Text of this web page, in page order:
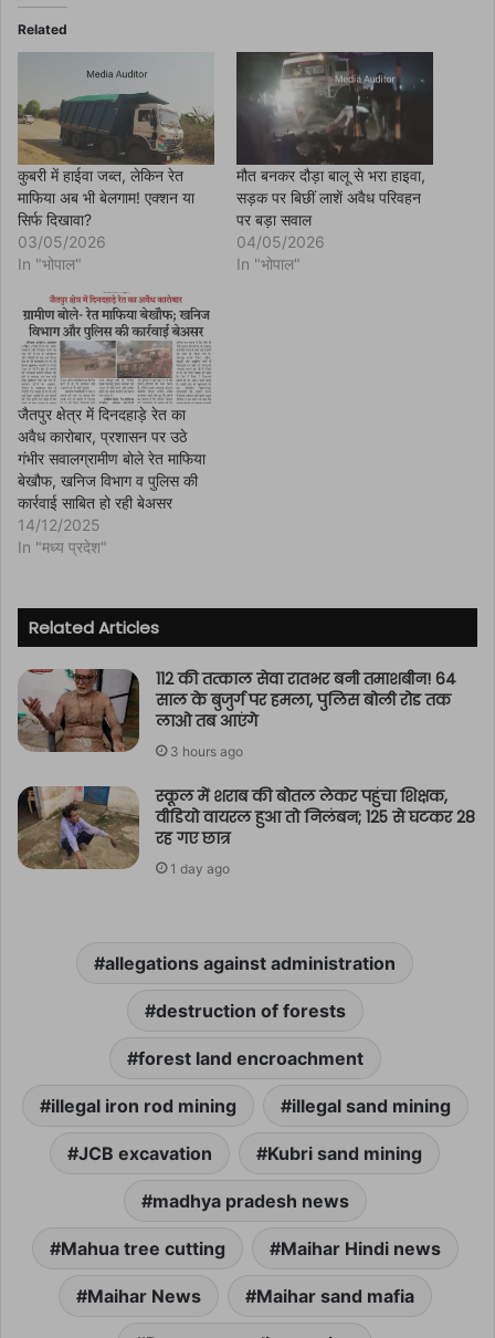
b
o
k
p
e
n
s
i
n
n
e
w
w
i
n
d
w
)
Related
कुबरी में हाईवा जब्त, लेकिन रेत
माफिया अब भी बेलगाम! एक्शन या
सिर्फ दिखावा?
03/05/2026
In "भोपाल"
मौत बनकर दौड़ा बालू से भरा हाइवा,
सड़क पर बिछीं लाशें अवैध परिवहन
पर बड़ा सवाल
04/05/2026
In "भोपाल"
जैतपुर क्षेत्र में दिनदहाड़े रेत का
अवैध कारोबार, प्रशासन पर उठे
गंभीर सवालग्रामीण बोले रेत माफिया
बेखौफ, खनिज विभाग व पुलिस की
कार्रवाई साबित हो रही बेअसर
14/12/2025
In "मध्य प्रदेश"
Related Articles
112 की तत्काल सेवा रातभर बनी तमाशबीन! 64
साल के बुजुर्ग पर हमला, पुलिस बोली रोड तक
लाओ तब आएंगे
3 hours ago
स्कूल में शराब की बोतल लेकर पहुंचा शिक्षक,
वीडियो वायरल हुआ तो निलंबन; 125 से घटकर 28
रह गए छात्र
1 day ago
allegations against administration
destruction of forests
forest land encroachment
illegal iron rod mining illegal sand mining
JCB excavation Kubri sand mining
madhya pradesh news
Mahua tree cutting Maihar Hindi news
Maihar News Maihar sand mafia